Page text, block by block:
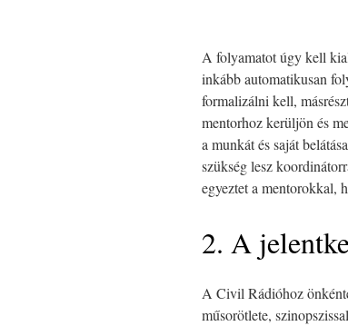
A folyamatot úgy kell
inkább automatikusan
formalizálni kell,
mentorhoz kerüljön és
a munkát és saját
szükség lesz
egyeztet a mentorokkal,
2. A
A Civil Rádióhoz
műsorötlete,